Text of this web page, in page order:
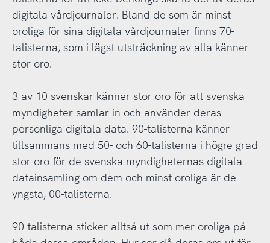
digitala vårdjournaler. Bland de som är minst
oroliga för sina digitala vårdjournaler finns 70-
talisterna, som i lägst utsträckning av alla känner
stor oro.
3 av 10 svenskar känner stor oro för att svenska
myndigheter samlar in och använder deras
personliga digitala data. 90-talisterna känner
tillsammans med 50- och 60-talisterna i högre grad
stor oro för de svenska myndigheternas digitala
datainsamling om dem och minst oroliga är de
yngsta, 00-talisterna.
90-talisterna sticker alltså ut som mer oroliga på